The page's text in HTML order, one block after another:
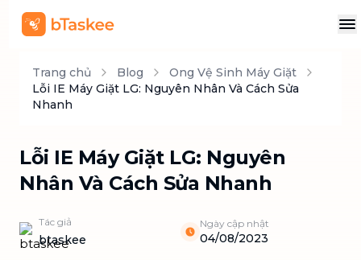
Trang chủ Blog
Ong Vệ Sinh Máy Giặt
Lỗi IE Máy Giặt LG: Nguyên Nhân Và Cách Sửa
Nhanh
Lỗi IE Máy Giặt LG: Nguyên
Nhân Và Cách Sửa Nhanh
Tác giả
btaskee
Ngày cập nhật
04/08/2023